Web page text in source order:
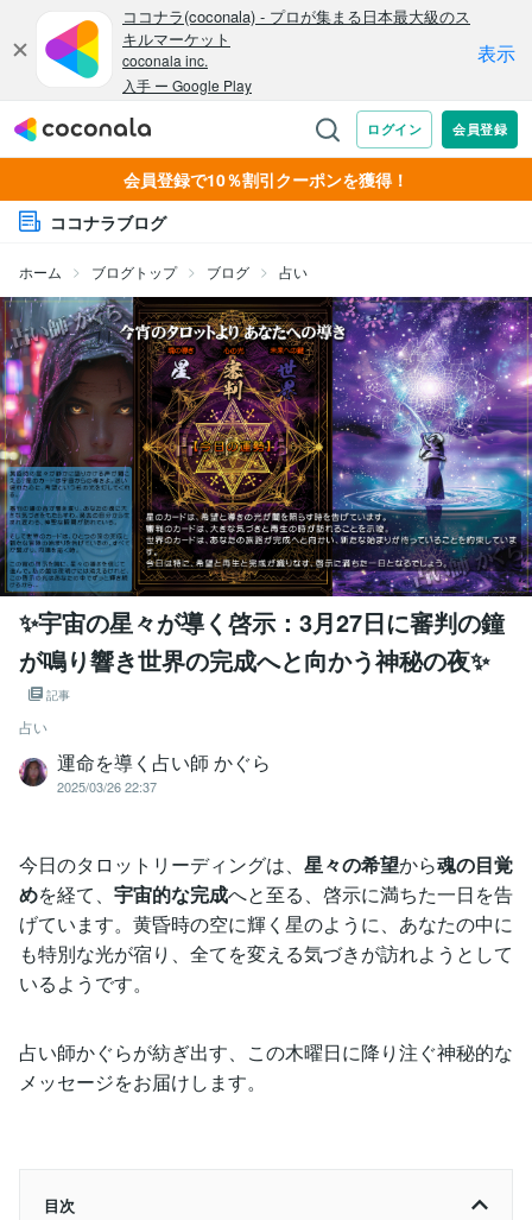
会員登録で10％割引クーポンを獲得！
ココナラブログ
ホーム ブログトップ ブログ 占い
✨宇宙の星々が導く啓示：3月27日に審判の鐘
が鳴り響き世界の完成へと向かう神秘の夜✨
記事
占い
運命を導く占い師 かぐら
2025/03/26 22:37
今日のタロットリーディングは、 星々の希望から魂の目覚
めを経て、 宇宙的な完成へと至る、啓示に満ちた一日を告
げています。黄昏時の空に輝く星のように、あなたの中に
も特別な光が宿り、全てを変える気づきが訪れようとして
いるようです。
占い師かぐらが紡ぎ出す、この木曜日に降り注ぐ神秘的な
メッセージをお届けします。
目次